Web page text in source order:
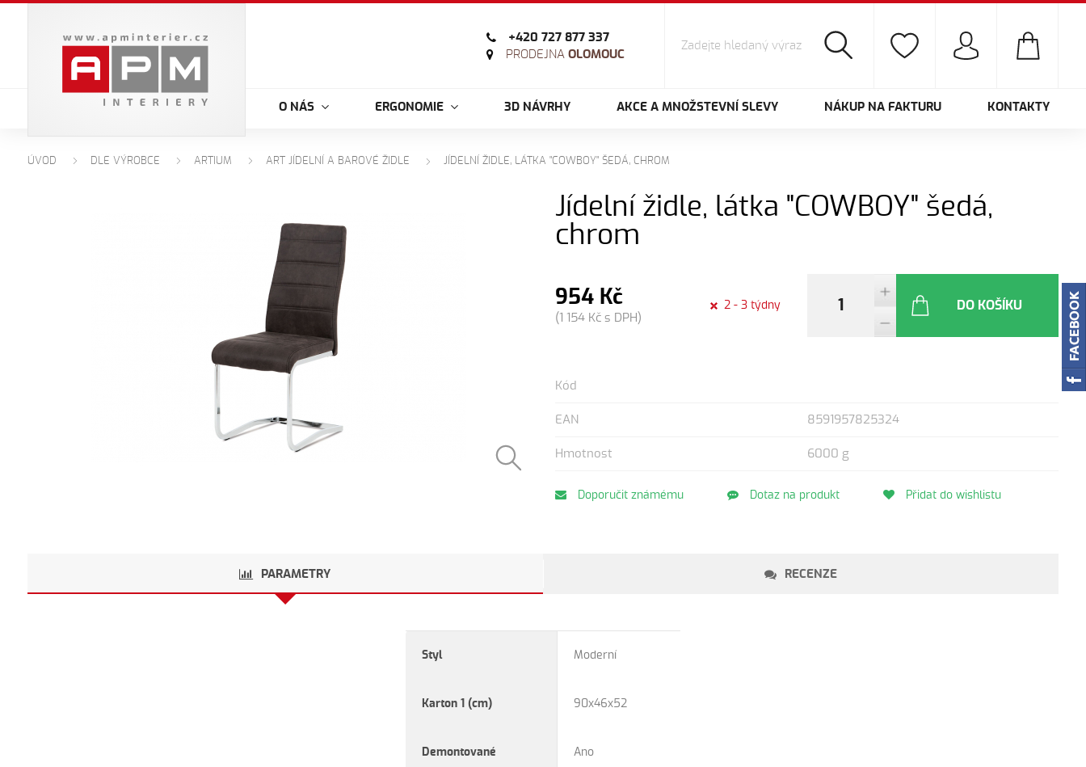
+420 727 877 337
PRODEJNA OLOMOUC
O NÁS ERGONOMIE 3D NÁVRHY AKCE A MNOŽSTEVNÍ SLEVY NÁKUP NA FAKTURU KONTAKTY
ÚVOD DLE VÝROBCE ARTIUM ART JÍDELNÍ A BAROVÉ ŽIDLE JÍDELNÍ ŽIDLE, LÁTKA "COWBOY" ŠEDÁ, CHROM
Jídelní židle, látka "COWBOY" šedá,
chrom
954 Kč
(1 154 Kč s DPH)
2 - 3 týdny DO KOŠÍKU
Kód
EAN 8591957825324
Hmotnost 6000 g
Doporučit známému Dotaz na produkt Přidat do wishlistu
PARAMETRY RECENZE
Styl Moderní
Karton 1 (cm) 90x46x52
Demontované Ano